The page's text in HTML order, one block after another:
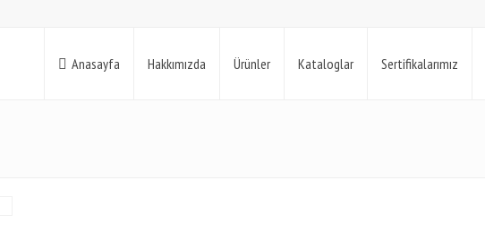
Anasayfa Hakkımızda Ürünler Kataloglar Sertifikalarımız